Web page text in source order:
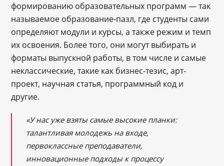
формированию образовательных программ — так
называемое образование-пазл, где студенты сами
определяют модули и курсы, а также режим и темп
их освоения. Более того, они могут выбирать и
форматы выпускной работы, в том числе и самые
неклассические, такие как бизнес-тезис, арт-
проект, научная статья, программный код и
другие.
«У нас уже взяты самые высокие планки:
талантливая молодежь на входе,
первоклассные преподаватели,
инновационные подходы к процессу